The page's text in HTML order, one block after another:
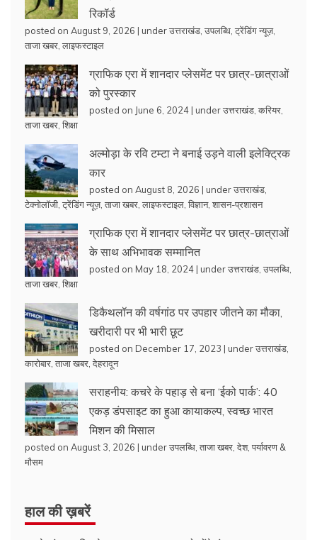
रिकॉर्ड
posted on August 9, 2026 | underउत्तराखंड उपलब्धि ट्रेंडिंग न्यूज़,
ताजा खबर लाइफस्टाइल
ग्राफिक एरा में शानदार प्लेसमेंट पर छात्र-छात्राओं
को पुरस्कार
posted on June 6, 2024 | underउत्तराखंड करियर
ताजा खबर शिक्षा
अल्मोड़ा के रवि टम्टा ने बनाई उड़ने वाली इलेक्ट्रिक
कार
posted on August 8, 2026 | underउत्तराखंड
टेक्नोलॉजी ट्रेंडिंग न्यूज़, ताजा खबर लाइफस्टाइल विज्ञान, शासन-प्रशासन
ग्राफिक एरा में शानदार प्लेसमेंट पर छात्र-छात्राओं
के साथ अभिभावक सम्मानित
posted on May 18, 2024 | underउत्तराखंड उपलब्धि
ताजा खबर शिक्षा
डिकैथलॉन की वर्षगांठ पर उपहार जीतने का मौका,
खरीदारी पर भी भारी छूट
posted on December 17, 2023 | underउत्तराखंड
कारोबार ताजा खबर देहरादून
सराहनीय: कचरे के पहाड़ से बना ‘ईको पार्क’: 40
एकड़ डंपसाइट का हुआ कायाकल्प, स्वच्छ भारत
मिशन की मिसाल
posted on August 3, 2026 | underउपलब्धि ताजा खबर देश, पर्यावरण &
मौसम
हाल की ख़बरें